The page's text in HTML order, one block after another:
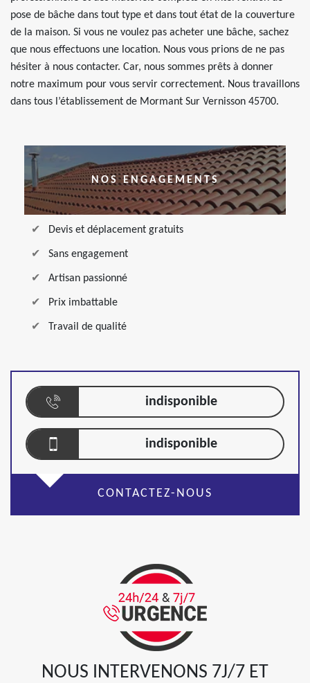
pose de bâche dans tout type et dans tout état de la couverture
de la maison. Si vous ne voulez pas acheter une bâche, sachez
que nous effectuons une location. Nous vous prions de ne pas
hésiter à nous contacter. Car, nous sommes prêts à donner
notre maximum pour vous servir correctement. Nous travaillons
dans tous l’établissement de Mormant Sur Vernisson 45700.
NOS ENGAGEMENTS
Devis et déplacement gratuits
Sans engagement
Artisan passionné
Prix imbattable
Travail de qualité
indisponible
indisponible
CONTACTEZ-NOUS
NOUS INTERVENONS 7J/7 ET